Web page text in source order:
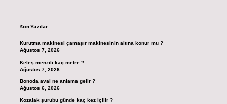
Son Yazılar
Kurutma makinesi çamaşır makinesinin altına konur mu ?
Ağustos 7, 2026
Keleş menzili kaç metre ?
Ağustos 7, 2026
Bonoda aval ne anlama gelir ?
Ağustos 6, 2026
Kozalak şurubu günde kaç kez içilir ?